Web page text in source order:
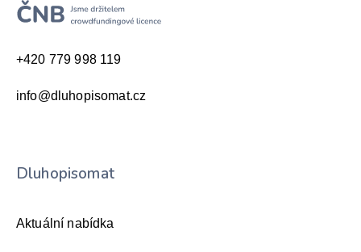
+420 779 998 119
info@dluhopisomat.cz
Dluhopisomat
Aktuální nabídka